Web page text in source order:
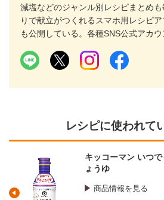
減塩などのジャンル別レシピまとめ
りで献立がつくれるスマホ用レシピア
も公開している。各種SNS公式アカウ
レシピに使われて
キッコーマン いつ
ょうゆ
商品情報を見る